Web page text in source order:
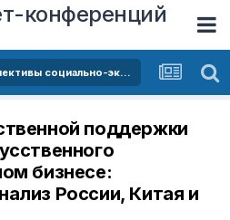
конференций
Секция 1. «Проблемы и перспективы социально-экономического развития территорий в условиях структурно-технологической трансформации российской экономики»
поддержки
бизнесе:
России, Китая и